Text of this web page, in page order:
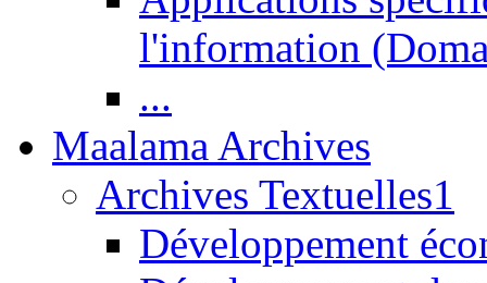
l'information
...
Maalama Archives
Archives Textuelles1
Développement